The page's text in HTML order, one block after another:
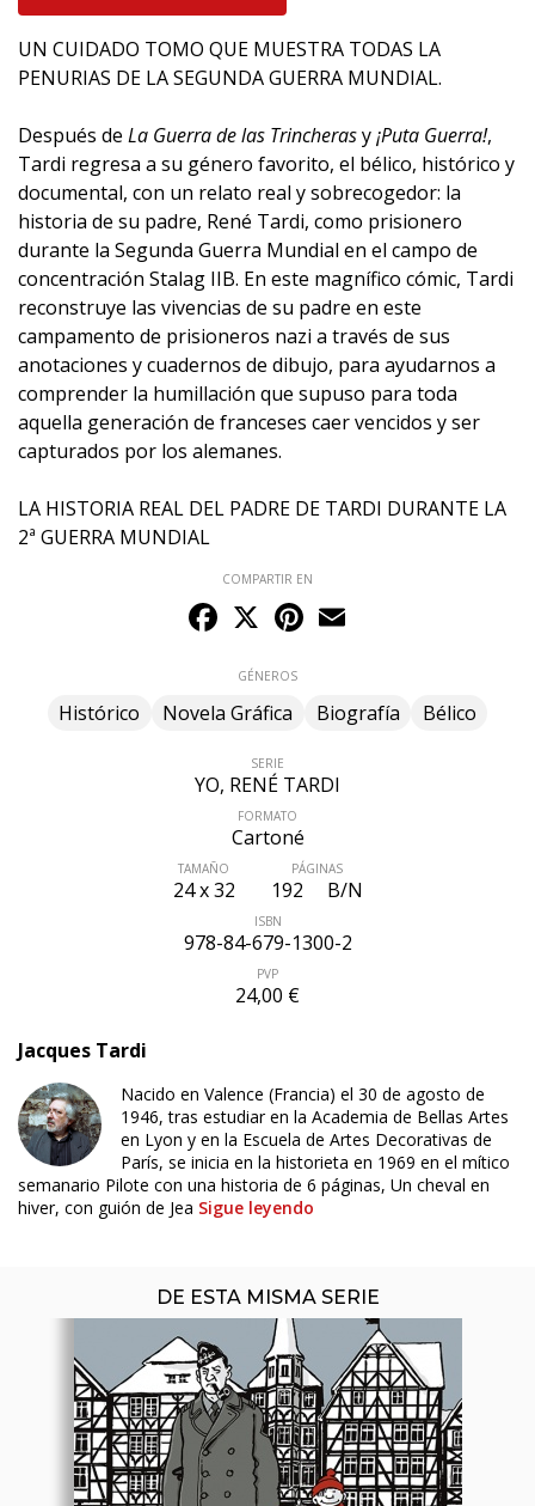
UN CUIDADO TOMO QUE MUESTRA TODAS LA
PENURIAS DE LA SEGUNDA GUERRA MUNDIAL.
Después de La Guerra de las Trincherasy¡Puta Guerra!,
Tardi regresa a su género favorito, el bélico, histórico y
documental, con un relato real y sobrecogedor: la
historia de su padre, René Tardi, como prisionero
durante la Segunda Guerra Mundial en el campo de
concentración Stalag IIB. En este magnífico cómic, Tardi
reconstruye las vivencias de su padre en este
campamento de prisioneros nazi a través de sus
anotaciones y cuadernos de dibujo, para ayudarnos a
comprender la humillación que supuso para toda
aquella generación de franceses caer vencidos y ser
capturados por los alemanes.
LA HISTORIA REAL DEL PADRE DE TARDI DURANTE LA
2ª GUERRA MUNDIAL
COMPARTIR EN
Facebook
X Pinterest
GÉNEROS
Histórico Novela Gráfica Biografía Bélico
SERIE
YO, RENÉ TARDI
FORMATO
Cartoné
TAMAÑO
24 x 32
PÁGINAS
192 B/N
ISBN
978-84-679-1300-2
PVP
24,00 €
Jacques Tardi
Nacido en Valence (Francia) el 30 de agosto de
1946, tras estudiar en la Academia de Bellas Artes
en Lyon y en la Escuela de Artes Decorativas de
París, se inicia en la historieta en 1969 en el mítico
semanario Pilote con una historia de 6 páginas, Un cheval en
hiver, con guión de Jea Sigue leyendo
DE ESTA MISMA SERIE
ÚLTIMO NÚMERO PUBLICADO